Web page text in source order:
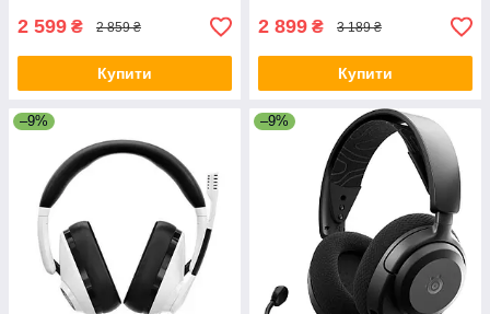
2 599 ₴ 2 859 ₴
Купити
2 899 ₴ 3 189 ₴
Купити
–9% –9%